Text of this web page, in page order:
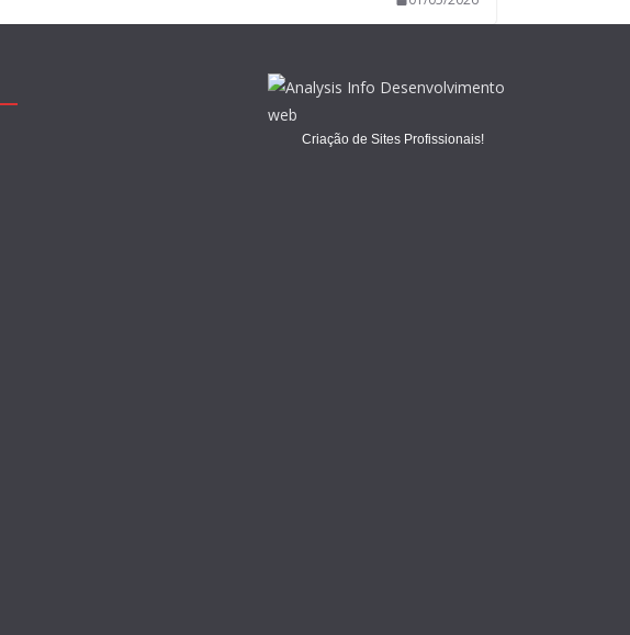
Criação de Sites Profissionais!